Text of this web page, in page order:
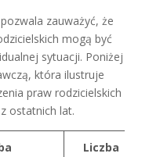
pozwala zauważyć, że
mogą być
sytuacji. Poniżej
która ilustruje
praw rodzicielskich
ostatnich lat.
Liczba